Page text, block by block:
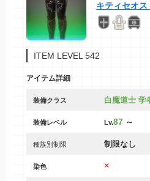
キティセオ
ITEM LEVEL 542
アイテム詳細
装備クラス 白魔道士 学
装備レベル Lv.87～
種族別制限 制限なし
染色 ×